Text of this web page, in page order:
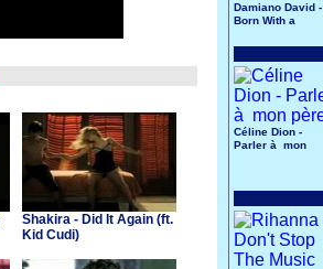
Shakira - Did It Again (ft.
Kid Cudi)
Damiano David -
Born With a
Céline Dion -
Parler à mon